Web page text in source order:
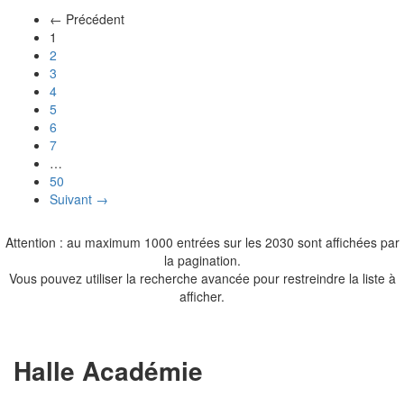
← Précédent
1
2
3
4
5
6
7
…
50
Suivant →
Attention : au maximum 1000 entrées sur les 2030 sont affichées par
la pagination.
Vous pouvez utiliser la recherche avancée pour restreindre la liste à
afficher.
Halle Académie